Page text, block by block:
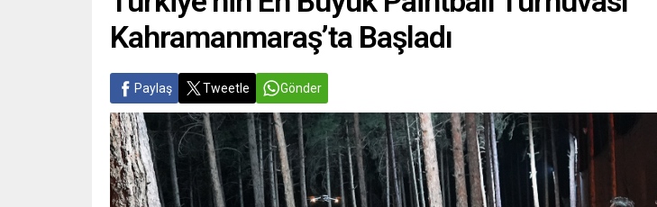
Kahramanmaraş’ta Başladı
Paylaş Tweetle Gönder